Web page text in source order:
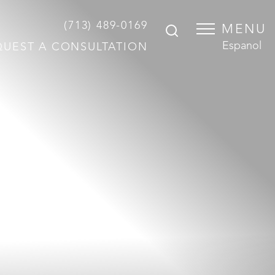
(713) 489-0169
A CONSULTATION
MENU
Espanol